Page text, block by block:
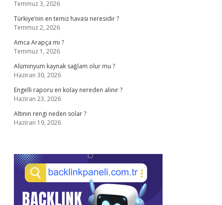
Temmuz 3, 2026
Türkiye’nin en temiz havası neresidir ?
Temmuz 2, 2026
Amca Arapça mı ?
Temmuz 1, 2026
Alüminyum kaynak sağlam olur mu ?
Haziran 30, 2026
Engelli raporu en kolay nereden alınır ?
Haziran 23, 2026
Altının rengi neden solar ?
Haziran 19, 2026